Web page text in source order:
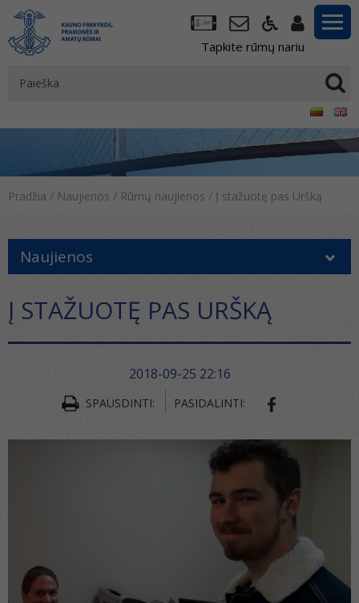
Tapkite rūmų nariu
Pradžia / Naujienos / Rūmų naujienos / Į stažuotę pas Uršką
Naujienos
Į STAŽUOTĘ PAS URŠKĄ
2018-09-25 22:16
SPAUSDINTI: PASIDALINTI: